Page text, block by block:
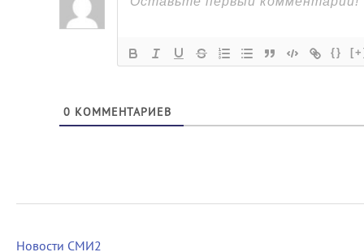
{}
0 КОММЕНТАРИЕВ
Новости СМИ2